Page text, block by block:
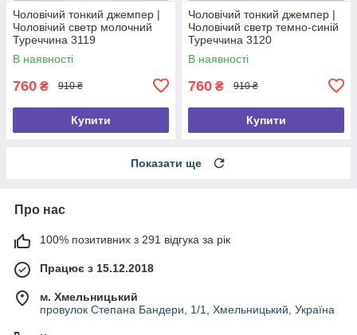
Чоловічий тонкий джемпер |
Чоловічий светр молочний
Туреччина 3119
В наявності
760 ₴ 910 ₴
Купити
Чоловічий тонкий джемпер |
Чоловічий светр темно-синій
Туреччина 3120
В наявності
760 ₴ 910 ₴
Купити
Показати ще
Про нас
100% позитивних з 291 відгука за рік
Працює з 15.12.2018
м. Хмельницький
провулок Степана Бандери, 1/1, Хмельницький, Україна